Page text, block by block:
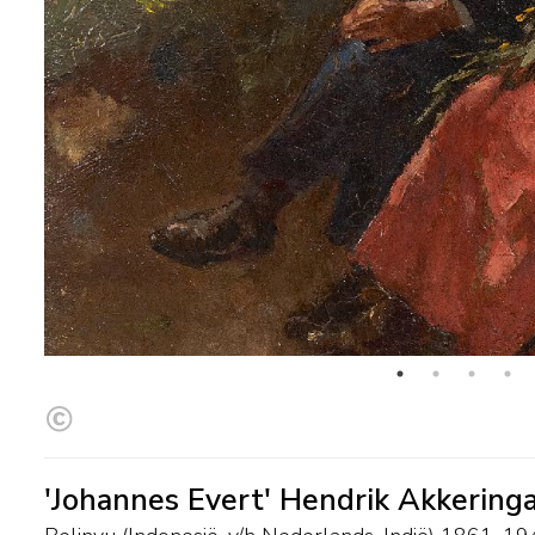
'Johannes Evert' Hendrik